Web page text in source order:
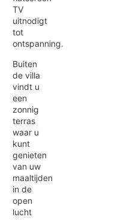
TV
uitnodigt
tot
ontspanning.
Buiten
de villa
vindt u
een
zonnig
terras
waar u
kunt
genieten
van uw
maaltijden
in de
open
lucht